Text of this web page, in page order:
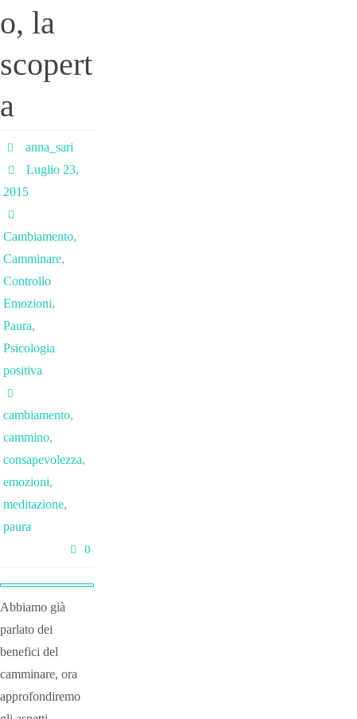
o, la
scopert
a
anna_sari
Luglio 23,
2015
Cambiamento,
Camminare,
Controllo
Emozioni,
Paura,
Psicologia
positiva
cambiamento,
cammino,
consapevolezza,
emozioni,
meditazione,
paura
0
Abbiamo già
parlato dei
benefici del
camminare, ora
approfondiremo